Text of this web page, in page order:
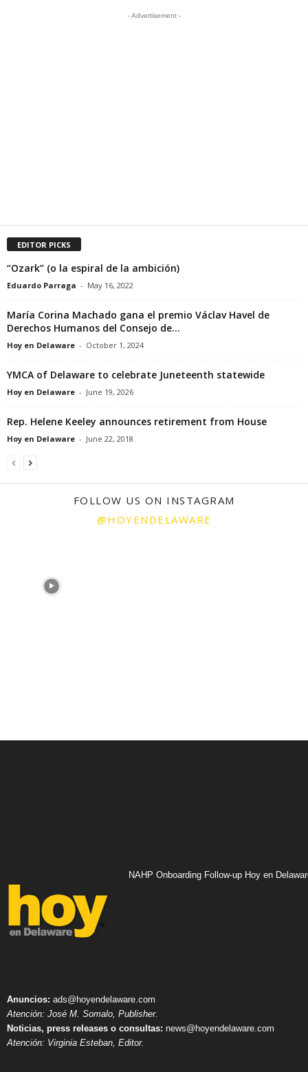
- Advertisement -
EDITOR PICKS
“Ozark” (o la espiral de la ambición)
Eduardo Parraga - May 16, 2022
María Corina Machado gana el premio Václav Havel de
Derechos Humanos del Consejo de...
Hoy en Delaware - October 1, 2024
YMCA of Delaware to celebrate Juneteenth statewide
Hoy en Delaware - June 19, 2026
Rep. Helene Keeley announces retirement from House
Hoy en Delaware - June 22, 2018
FOLLOW US ON INSTAGRAM
@HOYENDELAWARE
NAHP Onboarding Follow-up Hoy en
Anuncios: ads@hoyendelaware.com
Atención: José M. Somalo, Publisher.
Noticias, press releases o consultas: news@hoyendelaware.com
Atención: Virginia Esteban, Editor.